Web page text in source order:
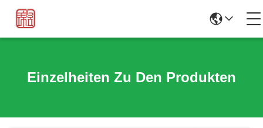
Einzelheiten Zu Den Produkten